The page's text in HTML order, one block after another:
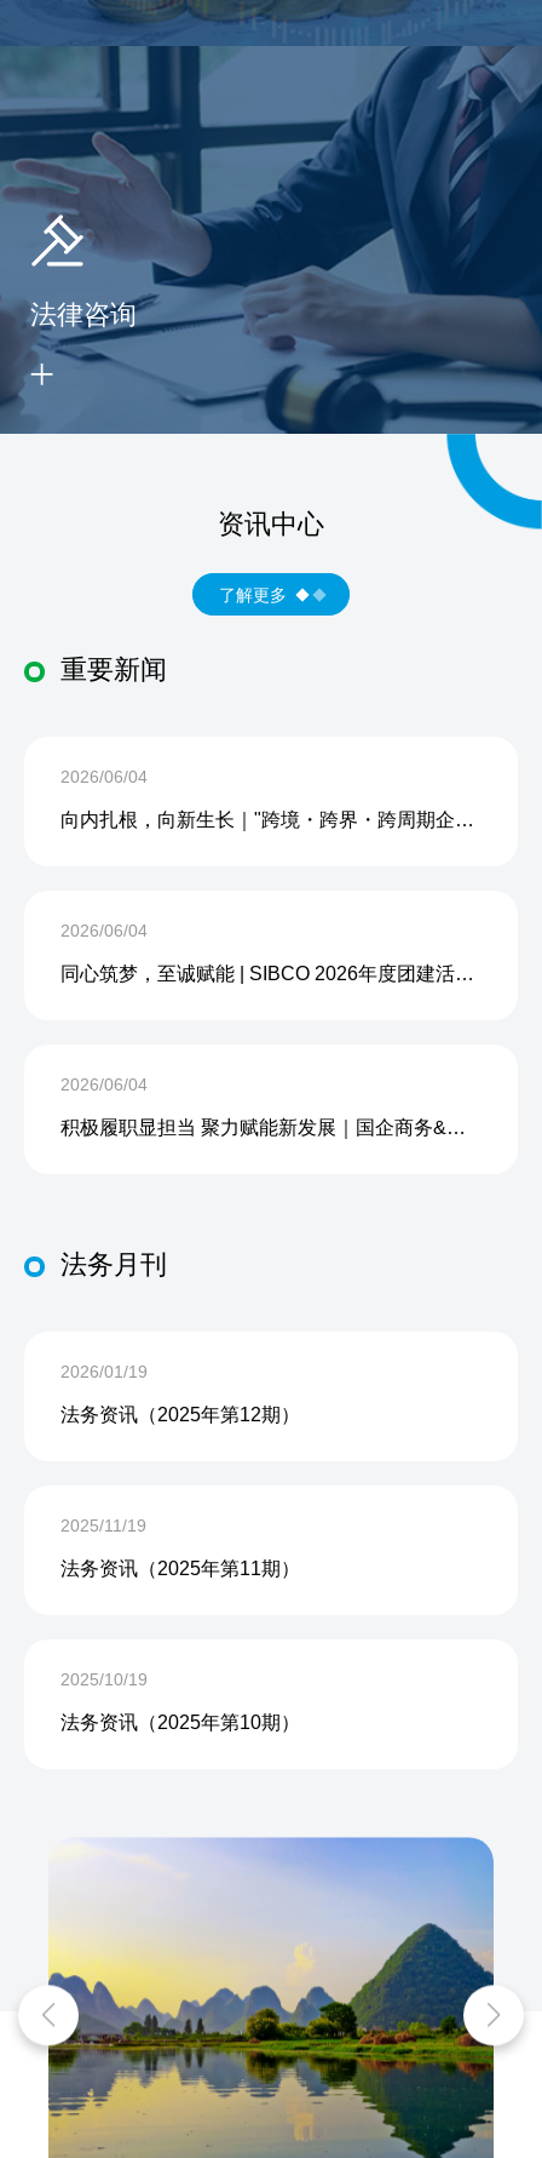
法律咨询
资讯中心
了解更多
重要新闻
2026/06/04
向内扎根，向新生长｜"跨境・跨界・跨周期企业内生力沙龙"成功举办
2026/06/04
同心筑梦，至诚赋能 | SIBCO 2026年度团建活动圆满收官
2026/06/04
积极履职显担当 聚力赋能新发展｜国企商务&中企人力出席上海现代服务业联合会第五届会员大会第三次会议暨2026服务业高质量发展大会
法务月刊
2026/01/19
法务资讯（2025年第12期）
2025/11/19
法务资讯（2025年第11期）
2025/10/19
法务资讯（2025年第10期）